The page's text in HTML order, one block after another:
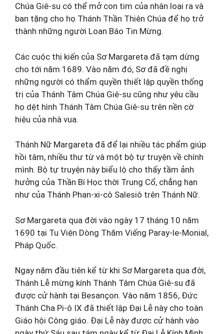
Chúa Giê-su có thể mở con tim của nhân loại ra và
ban tặng cho họ Thánh Thần Thiên Chúa để họ trở
thành những người Loan Báo Tin Mừng.
Các cuộc thị kiến của Sơ Margareta đã tạm dừng
cho tới năm 1689. Vào năm đó, Sơ đã đề nghị
những người có thẩm quyền thiết lập quyền thống
trị của Thánh Tâm Chúa Giê-su cũng như yêu cầu
họ dệt hình Thánh Tâm Chúa Giê-su trên nền cờ
hiệu của nhà vua.
Thánh Nữ Margareta đã để lại nhiều tác phẩm giúp
hồi tâm, nhiều thư từ và một bộ tự truyện về chính
mình. Bộ tự truyện này biểu lộ cho thấy tầm ảnh
hưởng của Thần Bí Học thời Trung Cổ, chẳng hạn
như của Thánh Phan-xi-cô Salesiô trên Thánh Nữ.
Sơ Margareta qua đời vào ngày 17 tháng 10 năm
1690 tại Tu Viện Dòng Thăm Viếng Paray-le-Monial,
Pháp Quốc.
Ngay năm đầu tiên kể từ khi Sơ Margareta qua đời,
Thánh Lễ mừng kính Thánh Tâm Chúa Giê-su đã
được cử hành tại Besançon. Vào năm 1856, Đức
Thánh Cha Pi-ô IX đã thiết lập Đại Lễ này cho toàn
Giáo hội Công giáo. Đại Lễ này được cử hành vào